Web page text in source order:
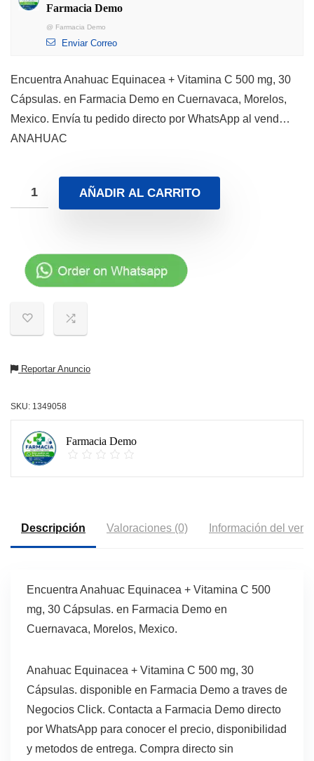
Farmacia Demo
@ Farmacia Demo
Enviar Correo
Encuentra Anahuac Equinacea + Vitamina C 500 mg, 30
Cápsulas. en Farmacia Demo en Cuernavaca, Morelos,
Mexico. Envía tu pedido directo por WhatsApp al vend…
ANAHUAC
AÑADIR AL CARRITO
Reportar Anuncio
SKU: 1349058
Farmacia Demo
Descripción Valoraciones (0) Información del
Encuentra Anahuac Equinacea + Vitamina C 500
mg, 30 Cápsulas. en Farmacia Demo en
Cuernavaca, Morelos, Mexico.
Anahuac Equinacea + Vitamina C 500 mg, 30
Cápsulas. disponible en Farmacia Demo a traves de
Negocios Click. Contacta a Farmacia Demo directo
por WhatsApp para conocer el precio, disponibilidad
y metodos de entrega. Compra directo sin